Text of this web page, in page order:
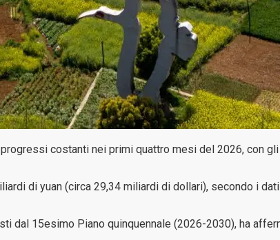
costanti nei primi quattro mesi del 2026, con
di yuan (circa 29,34 miliardi di dollari), secondo i dati
15esimo Piano quinquennale (2026-2030), ha